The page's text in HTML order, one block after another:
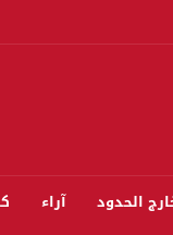
الحدود آراء